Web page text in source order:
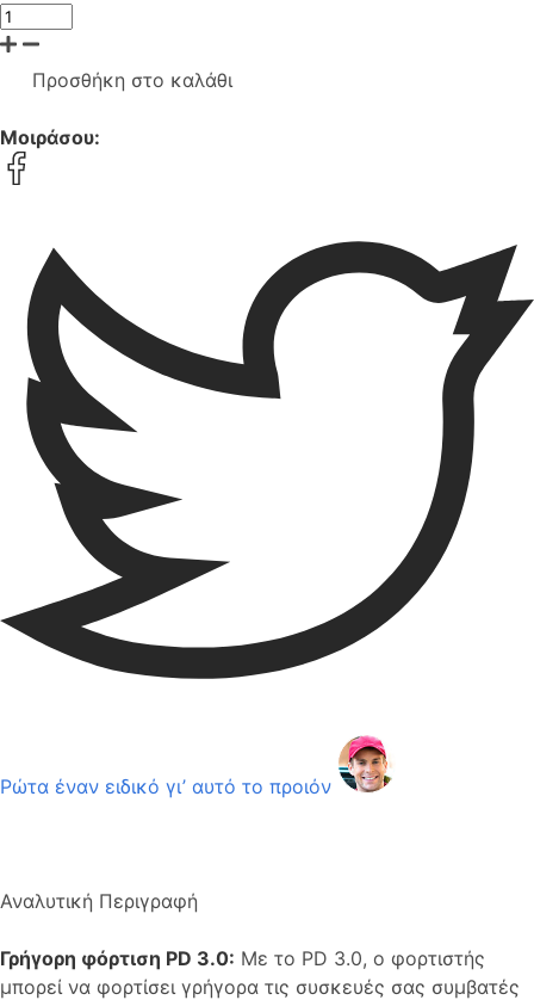
Προσθήκη στο καλάθι
Μοιράσου:
Ρώτα έναν ειδικό γι’ αυτό το προιόν
Αναλυτική Περιγραφή
Γρήγορη φόρτιση PD 3.0: Με το PD 3.0, ο φορτιστής
μπορεί να φορτίσει γρήγορα τις συσκευές σας συμβατές